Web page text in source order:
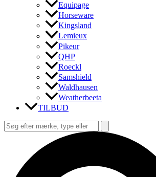
Equipage
Horseware
Kingsland
Lemieux
Pikeur
QHP
Roeckl
Samshield
Waldhausen
Weatherbeeta
TILBUD
Søg
efter: